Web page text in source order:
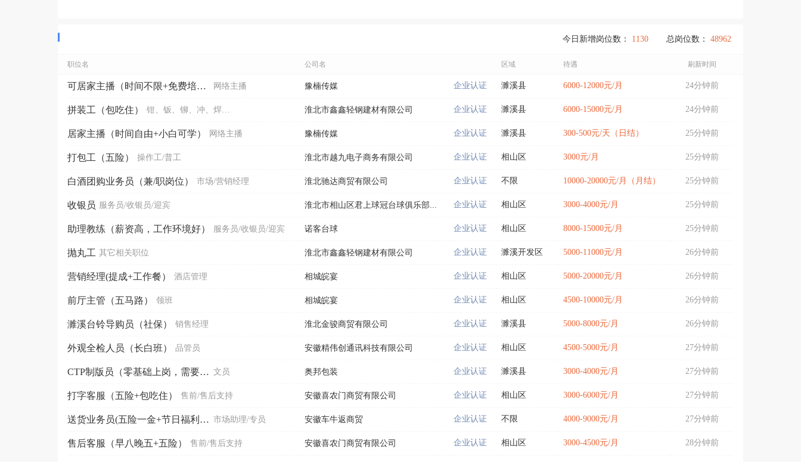
总岗位数： 48962
今日新增岗位数： 1130
职位名 公司名 区域 待遇 刷新时间
可居家主播（时间不限+免费培训） 网络主播 豫楠传媒 企业认证 濉溪县 6000-12000元/月 24分钟前
拼装工（包吃住） 淮北市鑫鑫轻钢建材有限公司 企业认证 濉溪县 6000-15000元/月 24分钟前
居家主播（时间自由+小白可学） 网络主播 豫楠传媒 企业认证 濉溪县 300-500元/天（日结） 25分钟前
打包工（五险） 操作工/普工 淮北市越九电子商务有限公司 企业认证 相山区 3000元/月 25分钟前
白酒团购业务员（兼/职岗位） 市场/营销经理 淮北驰达商贸有限公司 企业认证 不限 10000-20000元/月（月结） 25分钟前
收银员 服务员/收银员/迎宾 淮北市相山区君上球冠台球俱乐部... 企业认证 相山区 3000-4000元/月 25分钟前
助理教练（薪资高，工作环境好） 服务员/收银员/迎宾 诺客台球 企业认证 相山区 8000-15000元/月 25分钟前
抛丸工 其它相关职位 淮北市鑫鑫轻钢建材有限公司 企业认证 濉溪开发区 5000-11000元/月 26分钟前
营销经理(提成+工作餐） 酒店管理 相城皖宴 企业认证 相山区 5000-20000元/月 26分钟前
前厅主管（五马路） 领班 相城皖宴 企业认证 相山区 4500-10000元/月 26分钟前
濉溪台铃导购员（社保） 销售经理 淮北金骏商贸有限公司 企业认证 濉溪县 5000-8000元/月 26分钟前
外观全检人员（长白班） 品管员 安徽精伟创通讯科技有限公司 企业认证 相山区 4500-5000元/月 27分钟前
CTP制版员（零基础上岗，需要能加班） 文员 奥邦包装 企业认证 濉溪县 3000-4000元/月 27分钟前
打字客服（五险+包吃住） 售前/售后支持 安徽喜农门商贸有限公司 企业认证 相山区 3000-6000元/月 27分钟前
送货业务员(五险一金+节日福利+年度旅游） 市场助理/专员 安徽车牛返商贸 企业认证 不限 4000-9000元/月 27分钟前
售后客服（早八晚五+五险） 售前/售后支持 安徽喜农门商贸有限公司 企业认证 相山区 3000-4500元/月 28分钟前